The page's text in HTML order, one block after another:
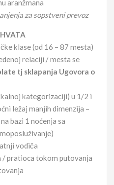
aranžmana
za sopstveni prevoz
klase (od 16 – 87 mesta)
relaciji / mesta se
tj sklapanja Ugovora o
kategorizaciji) u 1/2 i
ležaj manjih dimenzija –
bazi 1 noćenja sa
vodiča
pratioca tokom putovanja